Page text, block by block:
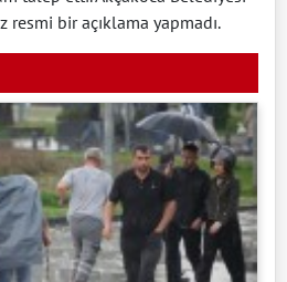
bir açıklama yapmadı.